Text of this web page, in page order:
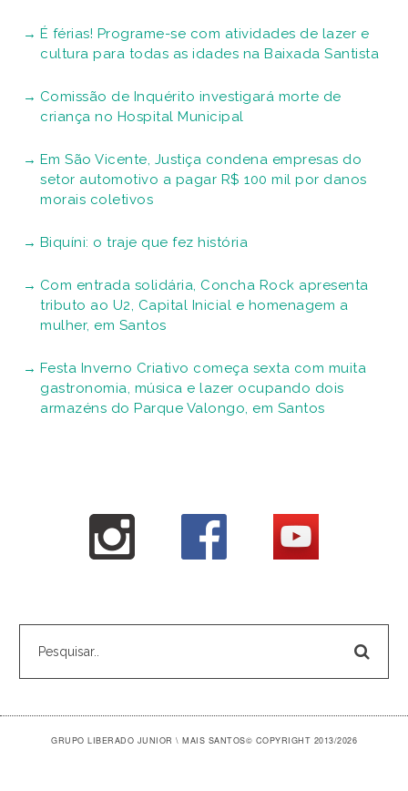
É férias! Programe-se com atividades de lazer e
cultura para todas as idades na Baixada Santista
Comissão de Inquérito investigará morte de
criança no Hospital Municipal
Em São Vicente, Justiça condena empresas do
setor automotivo a pagar R$ 100 mil por danos
morais coletivos
Biquíni: o traje que fez história
Com entrada solidária, Concha Rock apresenta
tributo ao U2, Capital Inicial e homenagem a
mulher, em Santos
Festa Inverno Criativo começa sexta com muita
gastronomia, música e lazer ocupando dois
armazéns do Parque Valongo, em Santos
GRUPO LIBERADO JUNIOR \ MAIS SANTOS© COPYRIGHT 2013/2026